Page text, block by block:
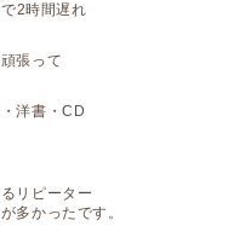
2時間遅れ
張って
洋書・CD
リピーター
多かったです。